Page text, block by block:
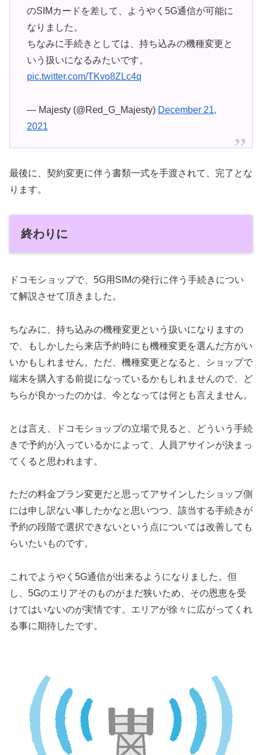
のSIMカードを差して、ようやく5G通信が可能に
なりました。
ちなみに手続きとしては、持ち込みの機種変更と
いう扱いになるみたいです。
pic.twitter.com/TKvo8ZLc4q
— Majesty (@Red_G_Majesty) December 21,
2021
最後に、契約変更に伴う書類一式を手渡されて、完了とな
ります。
終わりに
ドコモショップで、5G用SIMの発行に伴う手続きについ
て解説させて頂きました。
ちなみに、持ち込みの機種変更という扱いになりますの
で、もしかしたら来店予約時にも機種変更を選んだ方がい
いかもしれません。ただ、機種変更となると、ショップで
端末を購入する前提になっているかもしれませんので、ど
ちらが良かったのかは、今となっては何とも言えません。
とは言え、ドコモショップの立場で見ると、どういう手続
きで予約が入っているかによって、人員アサインが決まっ
てくると思われます。
ただの料金プラン変更だと思ってアサインしたショップ側
には申し訳ない事したかなと思いつつ、該当する手続きが
予約の段階で選択できないという点については改善しても
らいたいものです。
これでようやく5G通信が出来るようになりました。但
し、5Gのエリアそのものがまだ狭いため、その恩恵を受
けてはいないのが実情です。エリアが徐々に広がってくれ
る事に期待したです。